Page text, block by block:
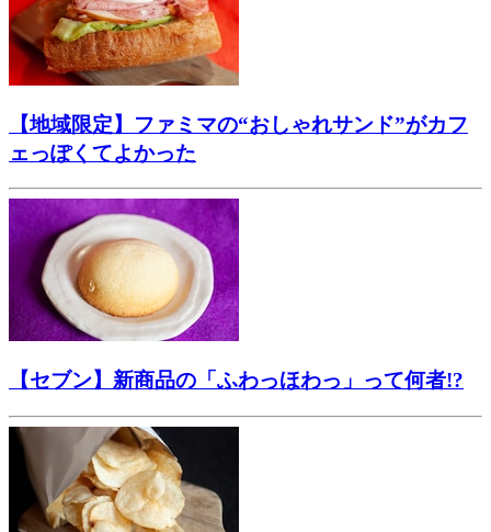
【地域限定】ファミマの“おしゃれサンド”がカフ
ェっぽくてよかった
【セブン】新商品の「ふわっほわっ」って何者!?